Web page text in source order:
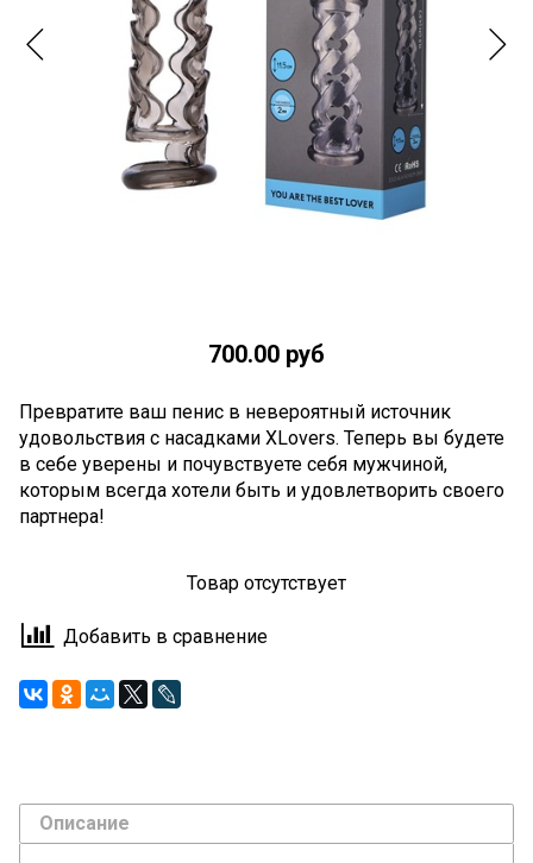
700.00 руб
Превратите ваш пенис в невероятный источник
удовольствия с насадками XLovers. Теперь вы будете
в себе уверены и почувствуете себя мужчиной,
которым всегда хотели быть и удовлетворить своего
партнера!
Товар отсутствует
Добавить в сравнение
Описание